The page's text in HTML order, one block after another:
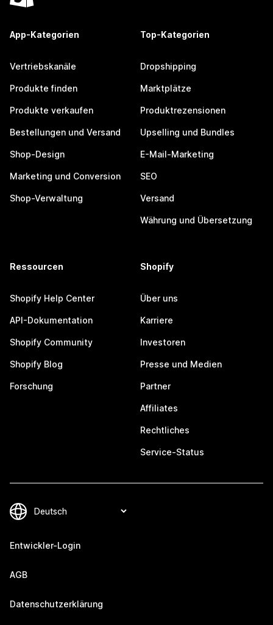
App-Kategorien
Vertriebskanäle
Produkte finden
Produkte verkaufen
Bestellungen und Versand
Shop-Design
Marketing und Conversion
Shop-Verwaltung
Top-Kategorien
Dropshipping
Marktplätze
Produktrezensionen
Upselling und Bundles
E-Mail-Marketing
SEO
Versand
Währung und Übersetzung
Ressourcen
Shopify Help Center
API-Dokumentation
Shopify Community
Shopify Blog
Forschung
Shopify
Über uns
Karriere
Investoren
Presse und Medien
Partner
Affiliates
Rechtliches
Service-Status
Entwickler-Login
AGB
Datenschutzerklärung